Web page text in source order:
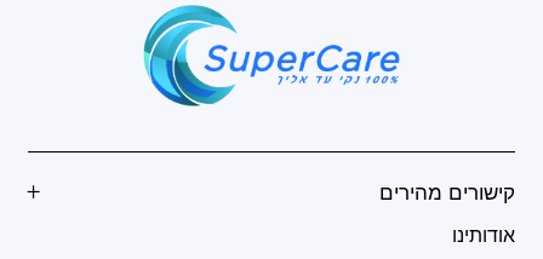
קישורים מהירים
אודותינו